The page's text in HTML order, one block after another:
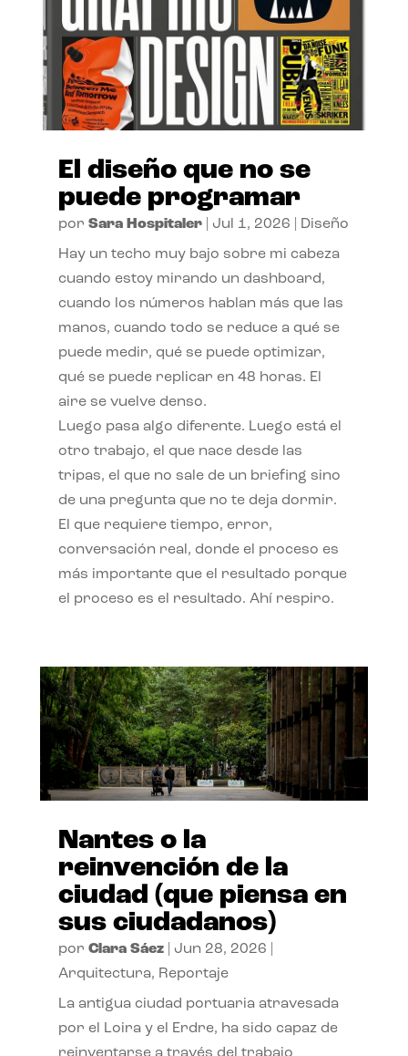
El diseño que no se
puede programar
por Sara Hospitaler| Jul 1, 2026 Diseño
Hay un techo muy bajo sobre mi cabeza
cuando estoy mirando un dashboard,
cuando los números hablan más que las
manos, cuando todo se reduce a qué se
puede medir, qué se puede optimizar,
qué se puede replicar en 48 horas. El
aire se vuelve denso.
Luego pasa algo diferente. Luego está el
otro trabajo, el que nace desde las
tripas, el que no sale de un briefing sino
de una pregunta que no te deja dormir.
El que requiere tiempo, error,
conversación real, donde el proceso es
más importante que el resultado porque
el proceso es el resultado. Ahí respiro.
Nantes o la
reinvención de la
ciudad (que piensa en
sus ciudadanos)
por Clara Sáez| Jun 28, 2026
Arquitectura, Reportaje
La antigua ciudad portuaria atravesada
por el Loira y el Erdre, ha sido capaz de